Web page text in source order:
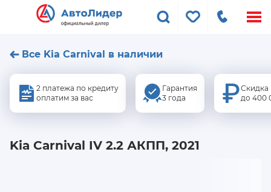
Все Kia Carnival в наличии
2 платежа по кредиту
оплатим за вас
Гарантия
3 года
Скидка
до 400
Kia Carnival IV 2.2 АКПП, 2021